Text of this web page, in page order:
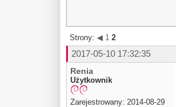
Strony: ◀ 1 2
2017-05-10 17:32:35
Renia
Użytkownik
Zarejestrowany: 2014-08-29